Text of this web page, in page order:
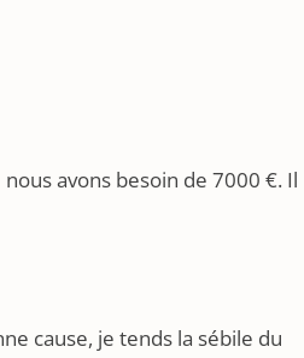
avons besoin de 7000 €. Il
cause, je tends la sébile du